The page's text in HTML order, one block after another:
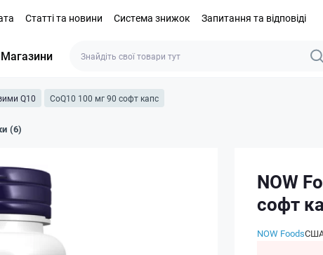
Статті та новини Система знижок Запитання та відповіді
Магазини
Q10 CoQ10 100 мг 90 софт капс
(6)
NOW
софт
NOW Foods